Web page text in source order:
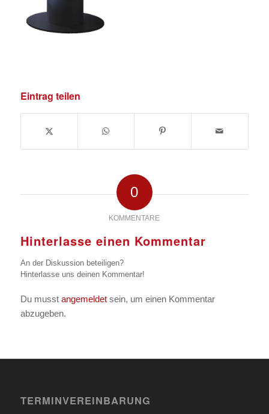
Eintrag teilen
0
KOMMENTARE
Hinterlasse einen Kommentar
An der Diskussion beteiligen?
Hinterlasse uns deinen Kommentar!
Du musst angemeldetsein, um einen Kommentar
abzugeben.
TERMINVEREINBARUNG